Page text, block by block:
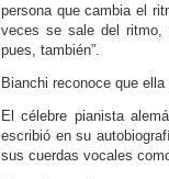
persona que cambia el
veces se sale del
pues, también”.
Bianchi reconoce que
El célebre pianista
escribió en su
sus cuerdas vocales